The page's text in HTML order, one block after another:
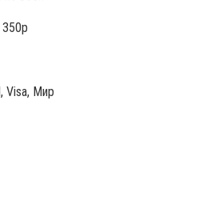
Visa, Мир